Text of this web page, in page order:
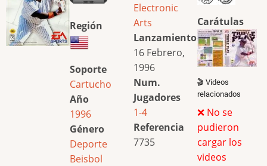
Región
Soporte
Cartucho
Año
1996
Género
Deporte
Beisbol
Electronic
Arts
Lanzamiento
16 Febrero,
1996
Num.
Jugadores
1-4
Referencia
7735
Carátulas
🎬 Videos
relacionados
❌ No se
pudieron
cargar los
videos